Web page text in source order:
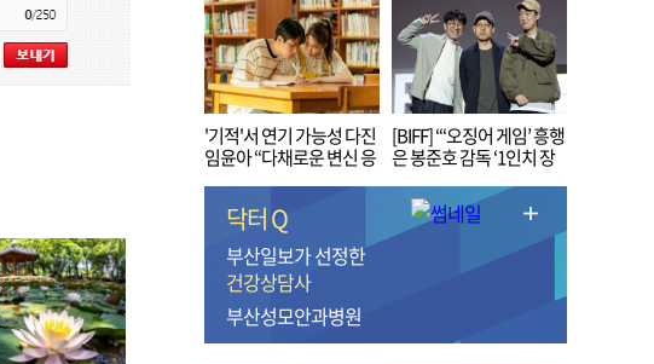
'기적'서 연기 가능성 다진
임윤아 “다채로운 변신 응
[BIFF] “‘오징어 게임’ 흥행
은 봉준호 감독 ‘1인치 장
닥터 Q
부산일보가 선정한
건강상담사
부산성모안과병원